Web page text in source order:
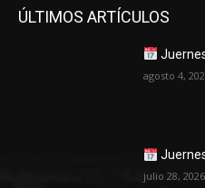
ÚLTIMOS ARTÍCULOS
agosto 4,
julio 28, 2026